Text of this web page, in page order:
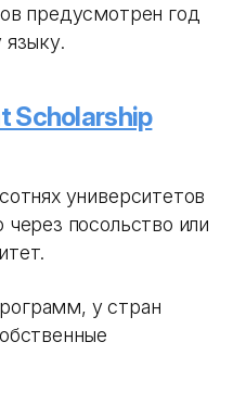
предусмотрен год
языку.
Scholarship
университетов
посольство или
у стран